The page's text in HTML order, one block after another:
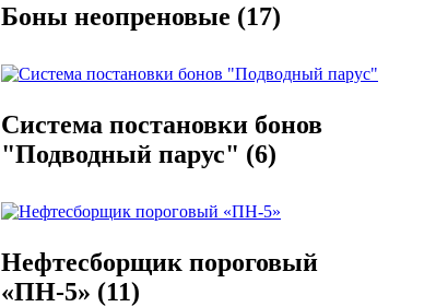
Боны неопреновые (17)
Система постановки бонов
"Подводный парус" (6)
Нефтесборщик пороговый
«ПН-5» (11)